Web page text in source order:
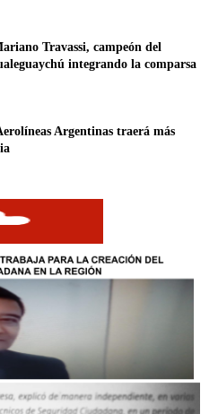
Travassi, campeón del
integrando la comparsa
Argentinas traerá más